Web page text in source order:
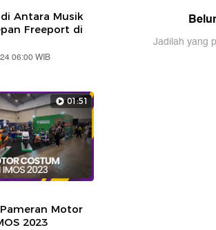
Antara Musik
Freeport di
06:00 WIB
01:51
Motor
2023